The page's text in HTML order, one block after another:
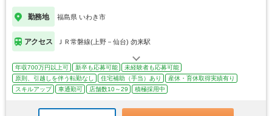
勤務地 福島県 いわき市
アクセス ＪＲ常磐線(上野－仙台) 勿来駅
年収700万円以上可 新卒も応募可能
未経験者も応募可能
原則、引越しを伴う転勤なし
住宅補助（手当）あり
産休・育休取得実績有り
スキルアップ
車通勤可 店舗数10～29 積極採用中